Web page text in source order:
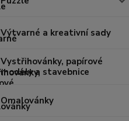
Výtvarné a kreativní sady
Vystřihovánky, papírové
modely a stavebnice
Omalovánky